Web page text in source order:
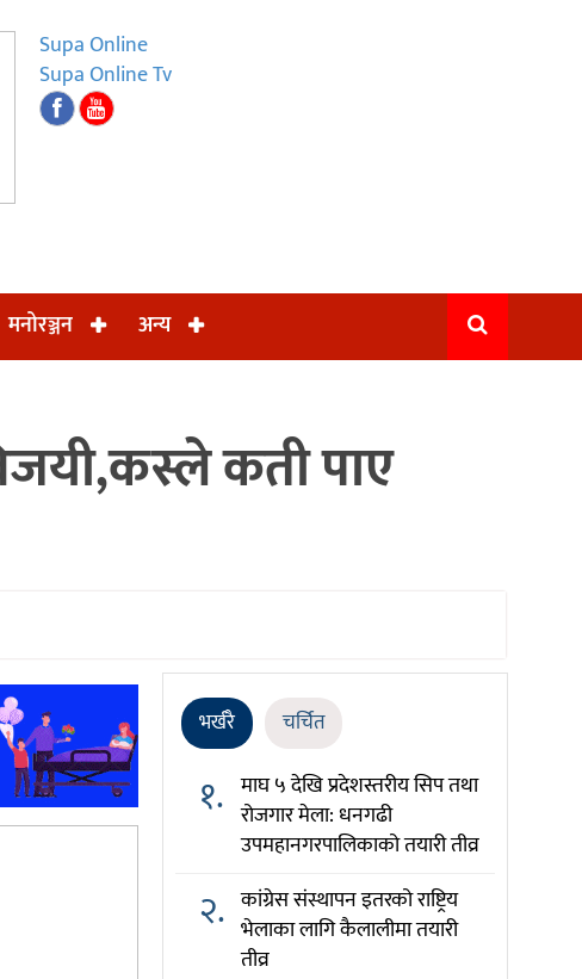
Supa Online
Supa Online Tv
मनोरञ्जन अन्य
कती पाए
भर्खरै चर्चित
१. माघ ५ देखि प्रदेशस्तरीय सिप तथा
रोजगार मेला: धनगढी
उपमहानगरपालिकाको तयारी तीव्र
२. कांग्रेस संस्थापन इतरको राष्ट्रिय
भेलाका लागि कैलालीमा तयारी
तीव्र